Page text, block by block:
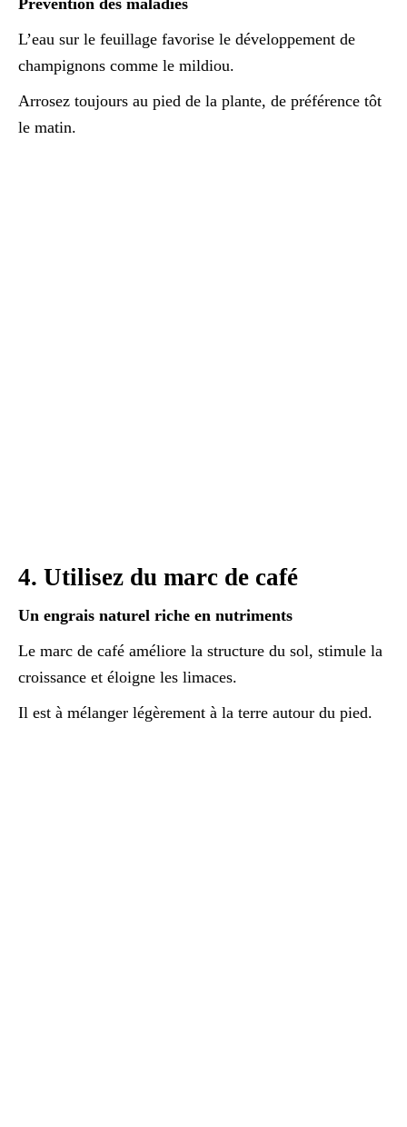
Prévention des maladies
L’eau sur le feuillage favorise le développement de
champignons comme le mildiou.
Arrosez toujours au pied de la plante, de préférence tôt
le matin.
4. Utilisez du marc de café
Un engrais naturel riche en nutriments
Le marc de café améliore la structure du sol, stimule la
croissance et éloigne les limaces.
Il est à mélanger légèrement à la terre autour du pied.